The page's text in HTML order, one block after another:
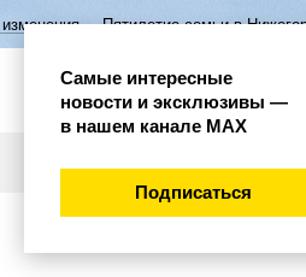
семьи в Нижегородской области
Самые интересные
новости и эксклюзивы —
в нашем канале МАХ
Подписаться